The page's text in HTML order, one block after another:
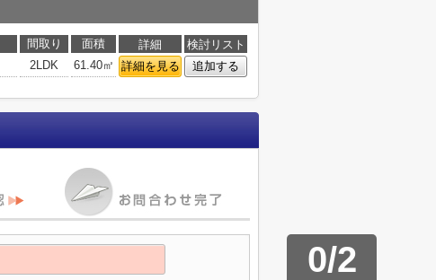
間取り 面積 詳細
検討リスト
2LDK 61.40㎡ 詳細を見る 追加する
0/2